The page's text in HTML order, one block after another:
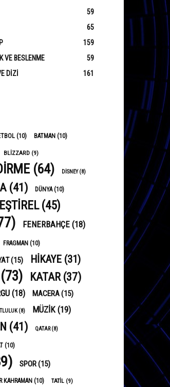
59
65
159
VE BESLENME
59
DIZI
161
(10) BATMAN (10)
BLIZZARD (9)
(64) DISNEY(8)
(41) DÜNYA(10)
(45)
FENERBAHÇE (18)
FRAGMAN (10)
(15) HIKAYE (31)
(73) KATAR(37)
(18) MACERA(15)
(8) MÜZIK(19)
(41) QATAR(8)
(10)
SPOR(15)
KAHRAMAN (10) TATIL (9)